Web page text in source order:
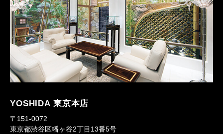
YOSHIDA 東京本店
〒151-0072
東京都渋谷区幡ヶ谷2丁目13番5号